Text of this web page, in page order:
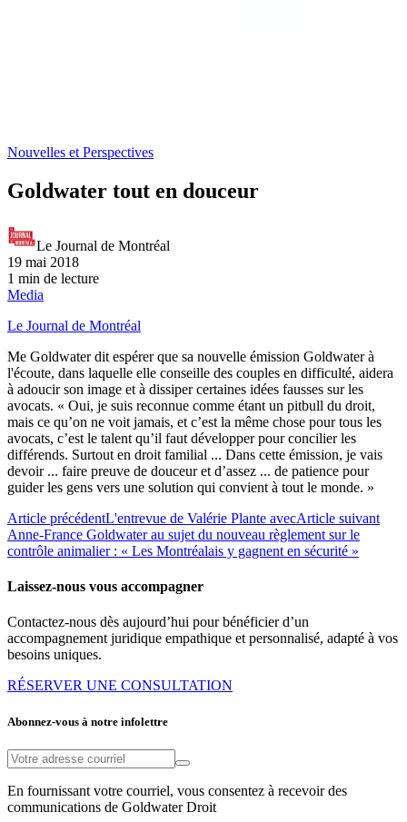
Nouvelles et Perspectives
Goldwater tout en douceur
Le Journal de Montréal
19 mai 2018
1 min de lecture
Media
Le Journal de Montréal
Me Goldwater dit espérer que sa nouvelle émission Goldwater à
l'écoute, dans laquelle elle conseille des couples en difficulté, aidera
à adoucir son image et à dissiper certaines idées fausses sur les
avocats. « Oui, je suis reconnue comme étant un pitbull du droit,
mais ce qu’on ne voit jamais, et c’est la même chose pour tous les
avocats, c’est le talent qu’il faut développer pour concilier les
différends. Surtout en droit familial ... Dans cette émission, je vais
devoir ... faire preuve de douceur et d’assez ... de patience pour
guider les gens vers une solution qui convient à tout le monde. »
Article précédentL'entrevue de Valérie Plante avecArticle suivant
Anne-France Goldwater au sujet du nouveau règlement sur le
contrôle animalier : « Les Montréalais y gagnent en sécurité »
Laissez-nous vous accompagner
Contactez-nous dès aujourd’hui pour bénéficier d’un
accompagnement juridique empathique et personnalisé, adapté à vos
besoins uniques.
RÉSERVER UNE CONSULTATION
Abonnez-vous à notre infolettre
En fournissant votre courriel, vous consentez à recevoir des
communications de Goldwater Droit